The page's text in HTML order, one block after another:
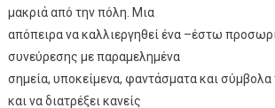
μακριά από την πόλη. Μια
απόπειρα να καλλιεργηθεί ένα –έστω
συνεύρεσης με παραμελημένα
σημεία, υποκείμενα, φαντάσματα και
και να διατρέξει κανείς